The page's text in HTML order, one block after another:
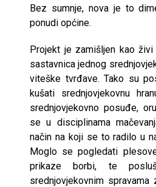
Bez sumnje, nova je to
ponudi općine.
Projekt je zamišljen kao
sastavnica jednog
viteške tvrđave. Tako su
kušati srednjovjekovnu
srednjovjekovno posuđe,
se u disciplinama
način na koji se to radilo u
Moglo se pogledati
prikaze borbi, te
srednjovjekovnim